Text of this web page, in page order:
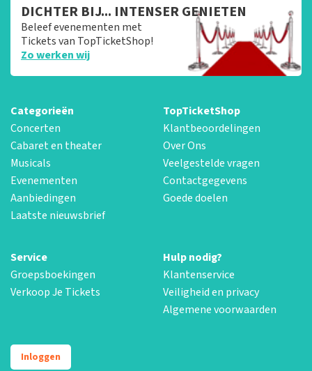
DICHTER BIJ... INTENSER GENIETEN
Beleef evenementen met
Tickets van TopTicketShop!
Zo werken wij
Categorieën
Concerten
Cabaret en theater
Musicals
Evenementen
Aanbiedingen
Laatste nieuwsbrief
TopTicketShop
Klantbeoordelingen
Over Ons
Veelgestelde vragen
Contactgegevens
Goede doelen
Service
Groepsboekingen
Verkoop Je Tickets
Hulp nodig?
Klantenservice
Veiligheid en privacy
Algemene voorwaarden
Inloggen